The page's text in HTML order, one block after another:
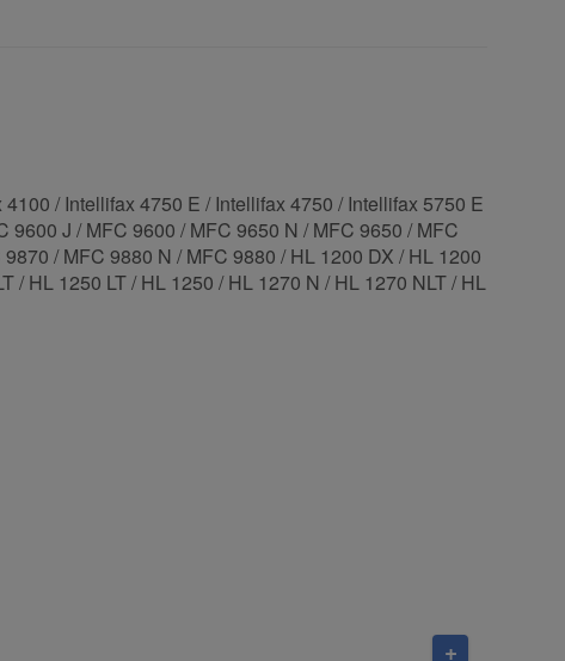
/ Intellifax 4750 E / Intellifax 4750 / Intellifax 5750 E
J / MFC 9600 / MFC 9650 N / MFC 9650 / MFC
/ MFC 9880 N / MFC 9880 / HL 1200 DX / HL 1200
/ HL 1250 LT / HL 1250 / HL 1270 N / HL 1270 NLT / HL